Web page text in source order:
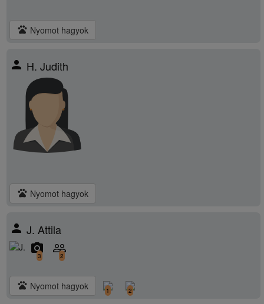
pets Nyomot hagyok
person H. Judith
pets Nyomot hagyok
person J. Attila
camera_alt
3
people_outline
2
pets Nyomot hagyok 1 2